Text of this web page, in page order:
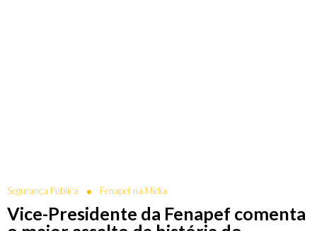
Segurança Pública Fenapef na Mídia
Vice-Presidente da Fenapef comenta